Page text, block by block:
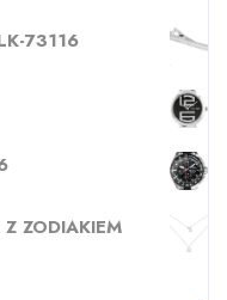
73116
Z ZODIAKIEM